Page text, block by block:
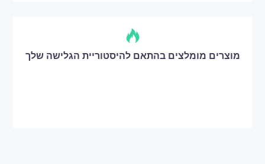
מוצרים מומלצים בהתאם להיסטוריית הגלישה שלך